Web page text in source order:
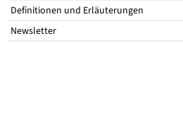
Definitionen und Erläuterungen
Newsletter